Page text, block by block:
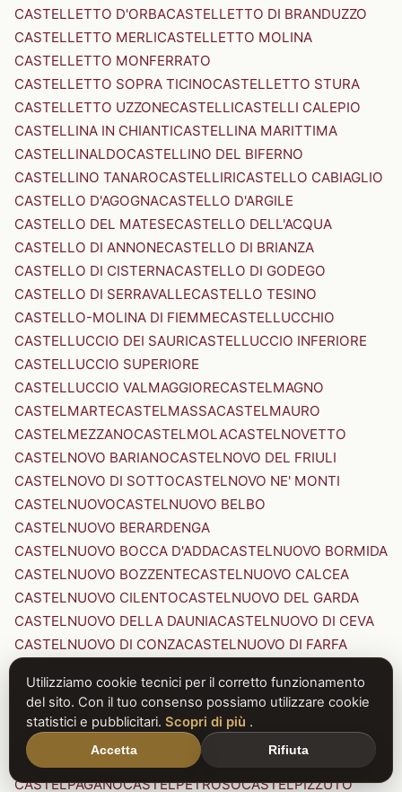
CASTELLETTO D'ORBACASTELLETTO DI BRANDUZZO
CASTELLETTO MERLICASTELLETTO MOLINA
CASTELLETTO MONFERRATO
CASTELLETTO SOPRA TICINOCASTELLETTO STURA
CASTELLETTO UZZONECASTELLICASTELLI CALEPIO
CASTELLINA IN CHIANTICASTELLINA MARITTIMA
CASTELLINALDOCASTELLINO DEL BIFERNO
CASTELLINO TANAROCASTELLIRICASTELLO CABIAGLIO
CASTELLO D'AGOGNACASTELLO D'ARGILE
CASTELLO DEL MATESECASTELLO DELL'ACQUA
CASTELLO DI ANNONECASTELLO DI BRIANZA
CASTELLO DI CISTERNACASTELLO DI GODEGO
CASTELLO DI SERRAVALLECASTELLO TESINO
CASTELLO-MOLINA DI FIEMMECASTELLUCCHIO
CASTELLUCCIO DEI SAURICASTELLUCCIO INFERIORE
CASTELLUCCIO SUPERIORE
CASTELLUCCIO VALMAGGIORECASTELMAGNO
CASTELMARTECASTELMASSACASTELMAURO
CASTELMEZZANOCASTELMOLACASTELNOVETTO
CASTELNOVO BARIANOCASTELNOVO DEL FRIULI
CASTELNOVO DI SOTTOCASTELNOVO NE' MONTI
CASTELNUOVOCASTELNUOVO BELBO
CASTELNUOVO BERARDENGA
CASTELNUOVO BOCCA D'ADDACASTELNUOVO BORMIDA
CASTELNUOVO BOZZENTECASTELNUOVO CALCEA
CASTELNUOVO CILENTOCASTELNUOVO DEL GARDA
CASTELNUOVO DELLA DAUNIACASTELNUOVO DI CEVA
CASTELNUOVO DI CONZACASTELNUOVO DI FARFA
CASTELNUOVO DI PORTO CASTELNUOVO DON BOSCO
CASTELNUOVO MAGRACASTELNUOVO NIGRA
CASTELNUOVO PARANOCASTELNUOVO RANGONE
CASTELNUOVO SCRIVIA
CASTELNUOVO VAL DI CECINA
CASTELPAGANOCASTELPETROSOCASTELPIZZUTO
Utilizziamo cookie tecnici per il corretto funzionamento
del sito. Con il tuo consenso possiamo utilizzare cookie
statistici e pubblicitari. Scopri di più .
Accetta Rifiuta